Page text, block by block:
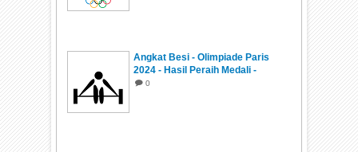
Angkat Besi - Olimpiade Paris
2024 - Hasil Peraih Medali -
Jadwal
0